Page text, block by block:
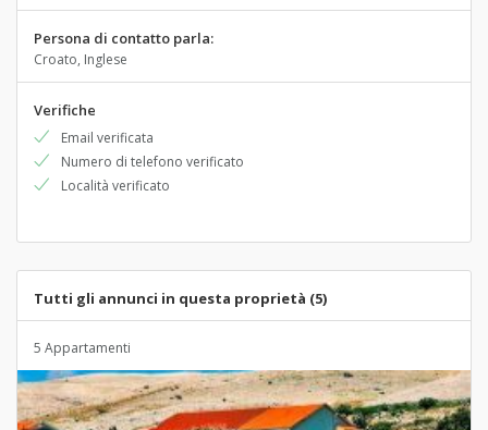
Persona di contatto parla:
Croato, Inglese
Verifiche
Email verificata
Numero di telefono verificato
Località verificato
Tutti gli annunci in questa proprietà (5)
5 Appartamenti